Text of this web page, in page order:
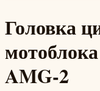
Головка
AMG-2